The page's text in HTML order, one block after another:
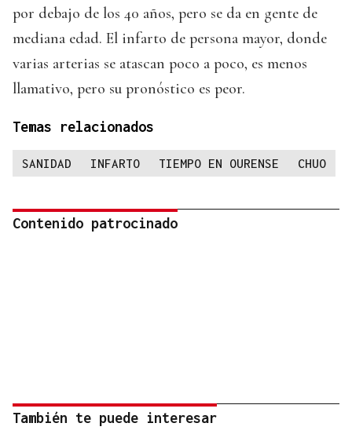
por debajo de los 40 años, pero se da en gente de
mediana edad. El infarto de persona mayor, donde
varias arterias se atascan poco a poco, es menos
llamativo, pero su pronóstico es peor.
Temas relacionados
SANIDAD INFARTO TIEMPO EN OURENSE CHUO
Contenido patrocinado
También te puede interesar